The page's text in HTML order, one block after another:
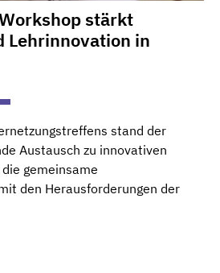
stärkt
Lehrinnovation in
stand der
Austausch zu innovativen
gemeinsame
den Herausforderungen der